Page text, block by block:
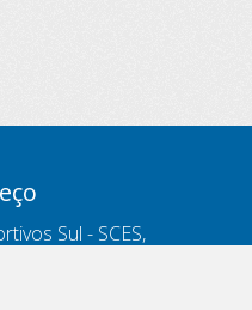
Sul - SCES,